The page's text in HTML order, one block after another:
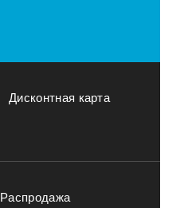
Дисконтная карта
Распродажа